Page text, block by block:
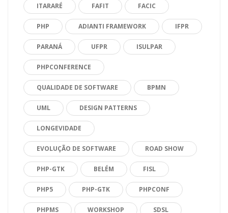
ITARARÉ FAFIT FACIC
PHP ADIANTI FRAMEWORK IFPR
PARANÁ UFPR ISULPAR
PHPCONFERENCE
QUALIDADE DE SOFTWARE BPMN
UML DESIGN PATTERNS
LONGEVIDADE
EVOLUÇÃO DE SOFTWARE ROAD SHOW
PHP-GTK BELÉM FISL
PHP5 PHP-GTK PHPCONF
PHPMS WORKSHOP SDSL